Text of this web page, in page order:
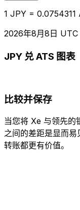
1 JPY = 0.0754311
2026年8月8日
JPY 兑 ATS 图表
比较并保存
当您将 Xe 与领先的
之间的差距是显而
转账都更有价值。